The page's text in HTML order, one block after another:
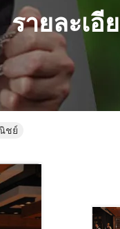
รายละเอี
ชย์